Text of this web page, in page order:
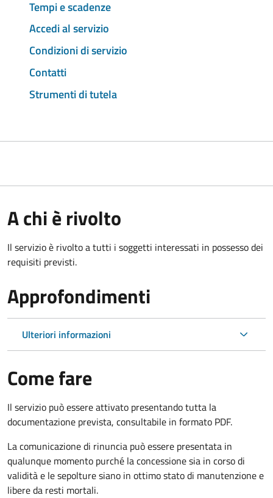
Tempi e scadenze
Accedi al servizio
Condizioni di servizio
Contatti
Strumenti di tutela
A chi è rivolto
Il servizio è rivolto a tutti i soggetti interessati in possesso dei
requisiti previsti.
Approfondimenti
Ulteriori informazioni
Come fare
Il servizio può essere attivato presentando tutta la
documentazione prevista, consultabile in formato PDF.
La comunicazione di rinuncia può essere presentata in
qualunque momento purché la concessione sia in corso di
validità e le sepolture siano in ottimo stato di manutenzione e
libere da resti mortali.